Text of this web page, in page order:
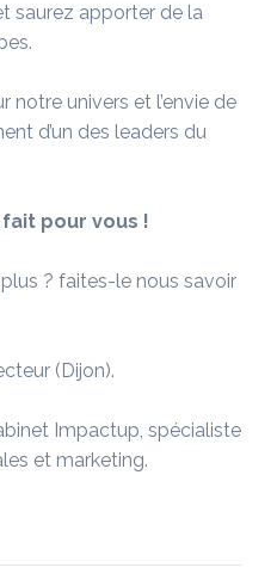
saurez apporter de la
notre univers et l’envie de
d’un des leaders du
pour vous !
? faites-le nous savoir
(Dijon).
Impactup, spécialiste
et marketing.